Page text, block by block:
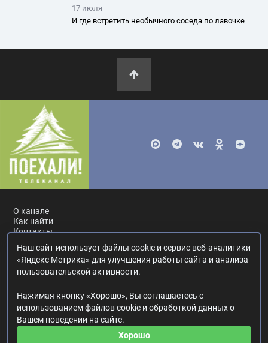
17 июля
И где встретить необычного соседа по лавочке
О канале
Как найти
Контакты
Россия, Москва, ул. Ак. Королёва, 19.+7 495 617-55-80
© 2017—2026. Редакция телеканала «Поехали!».
Все права на любые материалы, опубликованные на сайте,
защищены.
Любое использование материалов возможно только с согласия
Наш сайт использует файлы cookie и сервис веб-аналитики
«Яндекс Метрика» для улучшения работы сайта и анализа
пользовательской активности.
Нажимая кнопку «Хорошо», Вы соглашаетесь с
использованием файлов cookie и обработкой данных о
Вашем поведении на сайте.
Хорошо